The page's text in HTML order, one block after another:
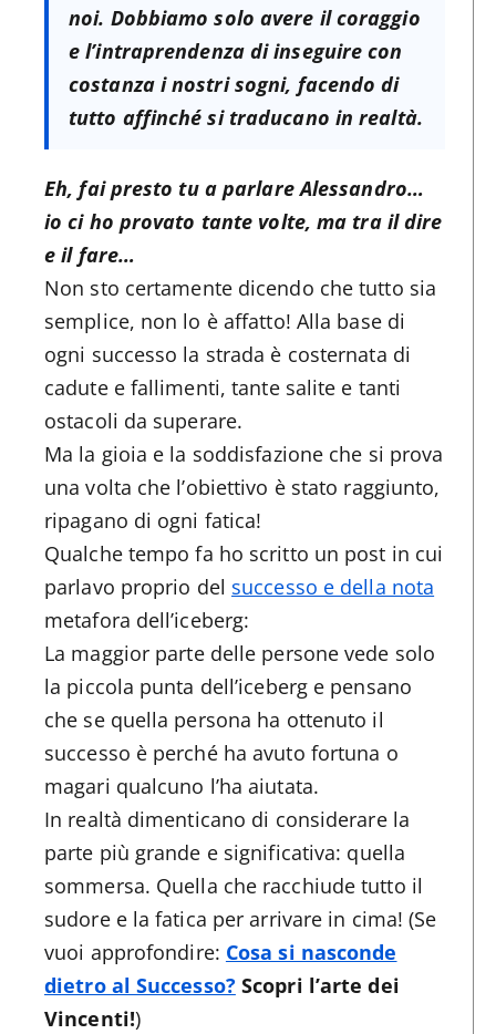
noi. Dobbiamo solo avere il coraggio
e l’intraprendenza di inseguire con
costanza i nostri sogni, facendo di
tutto affinché si traducano in realtà.
Eh, fai presto tu a parlare Alessandro…
io ci ho provato tante volte, ma tra il dire
e il fare…
Non sto certamente dicendo che tutto sia
semplice, non lo è affatto! Alla base di
ogni successo la strada è costernata di
cadute e fallimenti, tante salite e tanti
ostacoli da superare.
Ma la gioia e la soddisfazione che si prova
una volta che l’obiettivo è stato raggiunto,
ripagano di ogni fatica!
Qualche tempo fa ho scritto un post in cui
parlavo proprio del successo e della nota
metafora dell’iceberg:
La maggior parte delle persone vede solo
la piccola punta dell’iceberg e pensano
che se quella persona ha ottenuto il
successo è perché ha avuto fortuna o
magari qualcuno l’ha aiutata.
In realtà dimenticano di considerare la
parte più grande e significativa: quella
sommersa. Quella che racchiude tutto il
sudore e la fatica per arrivare in cima! (Se
vuoi approfondire: Cosa si nasconde
dietro al Successo?Scopri l’arte dei
Vincenti!)